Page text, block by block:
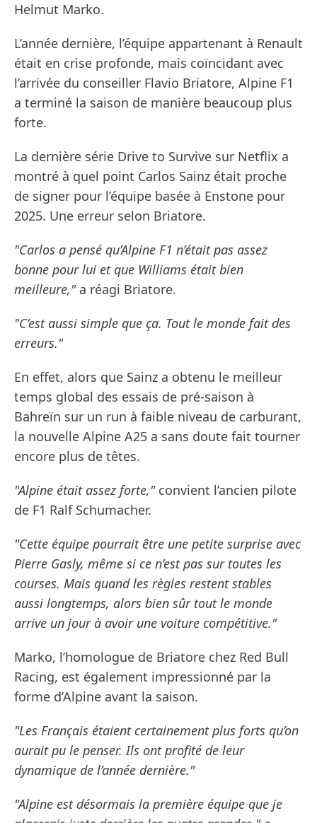
Helmut Marko.
L’année dernière, l’équipe appartenant à Renault
était en crise profonde, mais coïncidant avec
l’arrivée du conseiller Flavio Briatore, Alpine F1
a terminé la saison de manière beaucoup plus
forte.
La dernière série Drive to Survive sur Netflix a
montré à quel point Carlos Sainz était proche
de signer pour l’équipe basée à Enstone pour
2025. Une erreur selon Briatore.
"Carlos a pensé qu’Alpine F1 n’était pas assez
bonne pour lui et que Williams était bien
meilleure,"a réagi Briatore.
"C’est aussi simple que ça. Tout le monde fait des
erreurs."
En effet, alors que Sainz a obtenu le meilleur
temps global des essais de pré-saison à
Bahreïn sur un run à faible niveau de carburant,
la nouvelle Alpine A25 a sans doute fait tourner
encore plus de têtes.
"Alpine était assez forte,"convient l’ancien pilote
de F1 Ralf Schumacher.
"Cette équipe pourrait être une petite surprise avec
Pierre Gasly, même si ce n’est pas sur toutes les
courses. Mais quand les règles restent stables
aussi longtemps, alors bien sûr tout le monde
arrive un jour à avoir une voiture compétitive."
Marko, l’homologue de Briatore chez Red Bull
Racing, est également impressionné par la
forme d’Alpine avant la saison.
"Les Français étaient certainement plus forts qu’on
aurait pu le penser. Ils ont profité de leur
dynamique de l’année dernière."
"Alpine est désormais la première équipe que je